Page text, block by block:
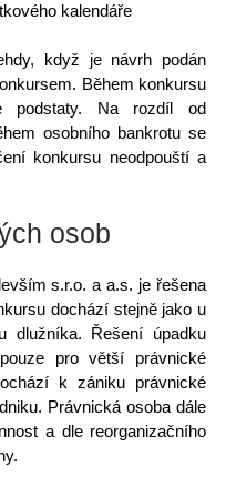
kalendáře
když je návrh podán
Během konkursu
podstaty. Na rozdíl od
osobního bankrotu se
konkursu neodpouští a
osob
s.r.o. a a.s. je řešena
dochází stejně jako u
dlužníka. Řešení úpadku
pro větší právnické
k zániku právnické
Právnická osoba dále
a dle reorganizačního